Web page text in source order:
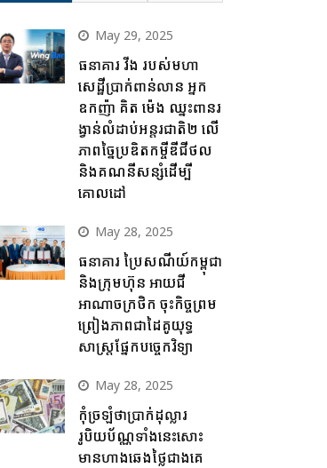
May 29, 2025
ធនាគារ វីង របស់មហា
សេដ្ឋីប្រាក់ពាន់លាន អ្នក
ឧកញ៉ា គិត ម៉េង ឈ្នះពានរ
ង្វាន់លំដាប់អន្តរជាតិ២ លើ
ភាពច្នៃប្រឌិតកម្ចីឌីជីថល
និងគណនីសន្សំដើម្បី
គោលដៅ
May 28, 2025
ធនាគារ ប្រៃសណីយ៍កម្ពុជា
និងក្រុមហ៊ុន អាយជី
អាណាចក្រថិក ចុះកិច្ចព្រម
ព្រៀងភាពជាដៃគូយុទ្ធ
សាស្ត្រផ្នែកបច្ចេកវិទ្យា
May 28, 2025
កុំច្រឡំថាប្រាក់ដុល្លារ
រូបិយប័ណ្ណទាំងនេះសោះ
មានហាងឆេងថ្លៃជាងគេ